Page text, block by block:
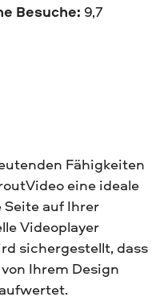
Besuche: 9,7
Fähigkeiten
eine ideale
Seite auf Ihrer
Videoplayer
sichergestellt, dass
Ihrem Design